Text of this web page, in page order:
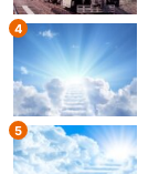
4
5